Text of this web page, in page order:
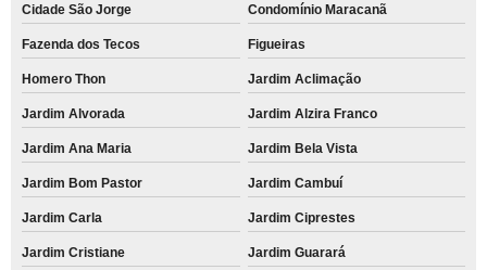
Cidade São Jorge Condomínio Maracanã
Fazenda dos Tecos Figueiras
Homero Thon Jardim Aclimação
Jardim Alvorada Jardim Alzira Franco
Jardim Ana Maria Jardim Bela Vista
Jardim Bom Pastor Jardim Cambuí
Jardim Carla Jardim Ciprestes
Jardim Cristiane Jardim Guarará